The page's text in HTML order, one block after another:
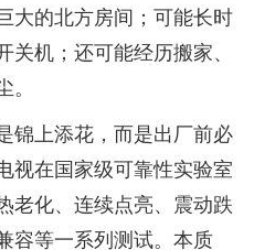
大的北方房间；可能长时
机；还可能经历搬家、
锦上添花，而是出厂前必
视在国家级可靠性实验室
老化、连续点亮、震动跌
容等一系列测试。本质